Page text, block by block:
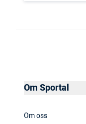
Om Sportal
Om oss